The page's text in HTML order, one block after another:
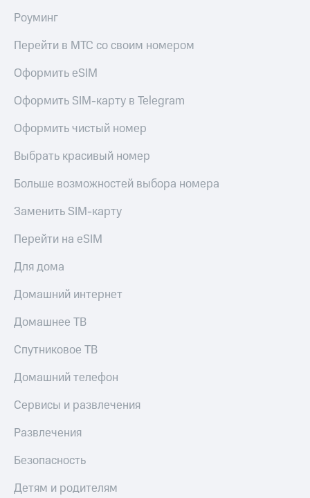
Роуминг
Перейти в МТС со своим номером
Оформить eSIM
Оформить SIM-карту в Telegram
Оформить чистый номер
Выбрать красивый номер
Больше возможностей выбора номера
Заменить SIM-карту
Перейти на eSIM
Для дома
Домашний интернет
Домашнее ТВ
Спутниковое ТВ
Домашний телефон
Сервисы и развлечения
Развлечения
Безопасность
Детям и родителям